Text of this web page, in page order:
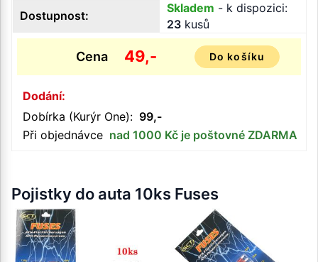
Dostupnost:
Skladem - k dispozici:
23 kusů
Cena 49,- Do košíku
Dodání:
Dobírka (Kurýr One): 99,-
Při objednávce nad 1000 Kč je poštovné ZDARMA
Pojistky do auta 10ks Fuses